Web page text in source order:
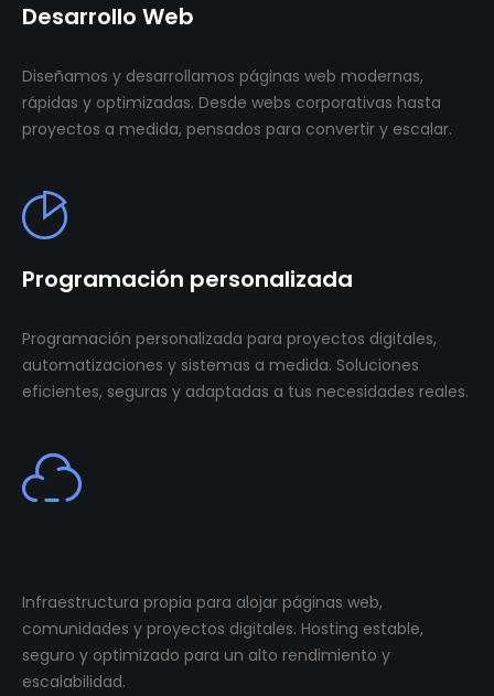
Desarrollo Web
Diseñamos y desarrollamos páginas web modernas,
rápidas y optimizadas. Desde webs corporativas hasta
proyectos a medida, pensados para convertir y escalar.
Programación personalizada
Programación personalizada para proyectos digitales,
automatizaciones y sistemas a medida. Soluciones
eficientes, seguras y adaptadas a tus necesidades reales.
Infraestructura propia para alojar páginas web,
comunidades y proyectos digitales. Hosting estable,
seguro y optimizado para un alto rendimiento y
escalabilidad.